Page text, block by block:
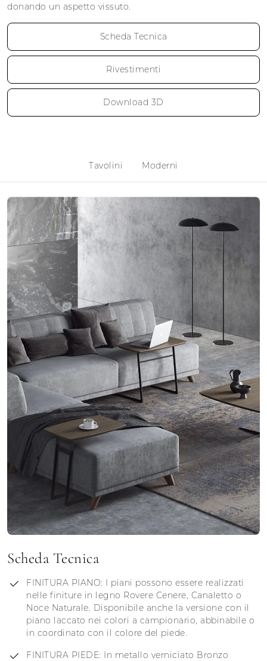
donando un aspetto vissuto.
Scheda Tecnica
Rivestimenti
Download 3D
Scheda Tecnica
FINITURA PIANO: I piani possono essere realizzati
nelle finiture in legno Rovere Cenere, Canaletto o
Noce Naturale. Disponibile anche la versione con il
piano laccato nei colori a campionario, abbinabile o
in coordinato con il colore del piede.
FINITURA PIEDE: In metallo verniciato Bronzo
Tavolini Moderni